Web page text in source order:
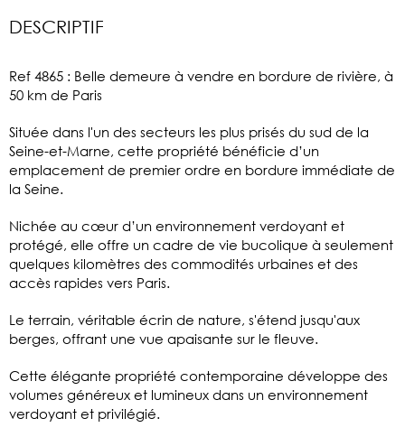
DESCRIPTIF
Ref 4865 : Belle demeure à vendre en bordure de rivière, à
50 km de Paris
Située dans l'un des secteurs les plus prisés du sud de la
Seine-et-Marne, cette propriété bénéficie d’un
emplacement de premier ordre en bordure immédiate de
la Seine.
Nichée au cœur d’un environnement verdoyant et
protégé, elle offre un cadre de vie bucolique à seulement
quelques kilomètres des commodités urbaines et des
accès rapides vers Paris.
Le terrain, véritable écrin de nature, s'étend jusqu'aux
berges, offrant une vue apaisante sur le fleuve.
Cette élégante propriété contemporaine développe des
volumes généreux et lumineux dans un environnement
verdoyant et privilégié.